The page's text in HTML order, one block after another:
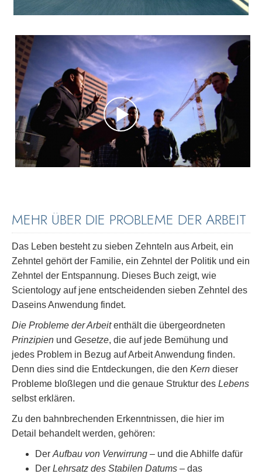
MEHR ÜBER DIE PROBLEME DER ARBEIT
Das Leben besteht zu sieben Zehnteln aus Arbeit, ein
Zehntel gehört der Familie, ein Zehntel der Politik und ein
Zehntel der Entspannung. Dieses Buch zeigt, wie
Scientology auf jene entscheidenden sieben Zehntel des
Daseins Anwendung findet.
Die Probleme der Arbeitenthält die übergeordneten
Prinzipien und Gesetze, die auf jede Bemühung und
jedes Problem in Bezug auf Arbeit Anwendung finden.
Denn dies sind die Entdeckungen, die den Kern dieser
Probleme bloßlegen und die genaue Struktur des Lebens
selbst erklären.
Zu den bahnbrechenden Erkenntnissen, die hier im
Detail behandelt werden, gehören:
Der Aufbau von Verwirrung – und die Abhilfe dafür
Der Lehrsatz des Stabilen Datums – das